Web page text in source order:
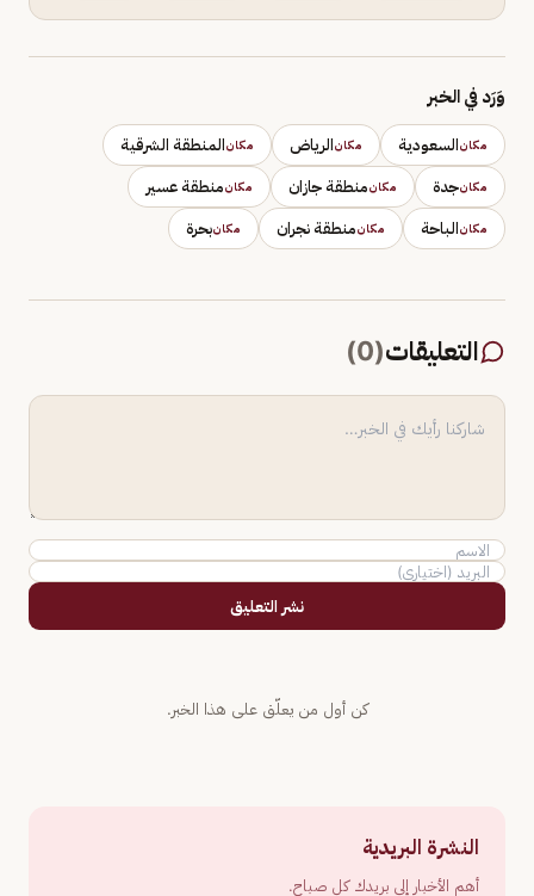
وَرَد في الخبر
مكانالسعودية مكانالرياض مكانالمنطقة الشرقية
مكانجدة مكانمنطقة جازان مكانمنطقة عسير
مكانالباحة مكانمنطقة نجران مكانبحرة
التعليقات(
0
)
نشر التعليق
كن أول من يعلّق على هذا الخبر.
النشرة البريدية
أهم الأخبار إلى بريدك كل صباح.